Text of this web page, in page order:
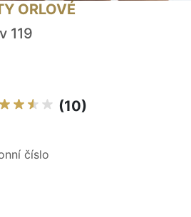
ORLOVÉ
119
(10)
číslo